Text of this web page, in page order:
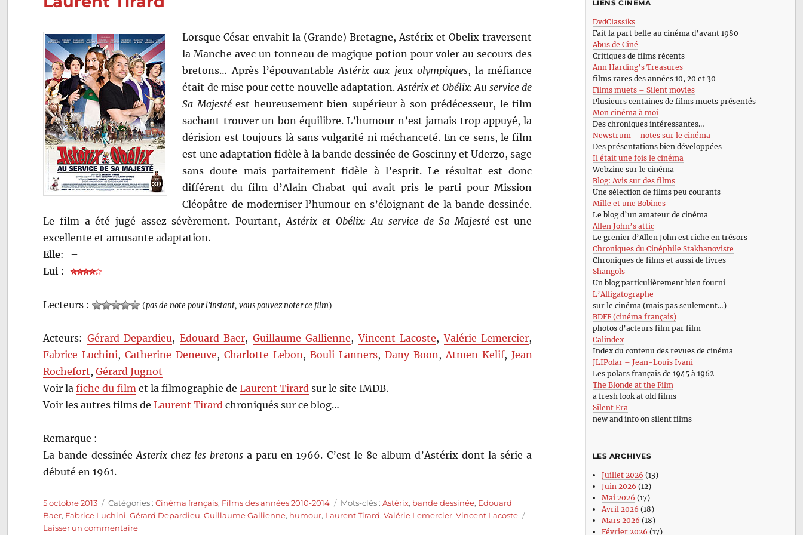
Lorsque César envahit la (Grande) Bretagne, Astérix et Obelix traversent
la Manche avec un tonneau de magique potion pour voler au secours des
bretons… Après l’épouvantableAstérix aux jeux olympiques, la méfiance
était de mise pour cette nouvelle adaptation.Astérix et Obélix: Au service de
Sa Majestéest heureusement bien supérieur à son prédécesseur, le film
sachant trouver un bon équilibre. L’humour n’est jamais trop appuyé, la
dérision est toujours là sans vulgarité ni méchanceté. En ce sens, le film
est une adaptation fidèle à la bande dessinée de Goscinny et Uderzo, sage
sans doute mais parfaitement fidèle à l’esprit. Le résultat est donc
différent du film d’Alain Chabat qui avait pris le parti pour Mission
Cléopâtre de moderniser l’humour en s’éloignant de la bande dessinée.
Le film a été jugé assez sévèrement. Pourtant, Astérix et Obélix: Au service de Sa Majesté est une
excellente et amusante adaptation.
Elle:
–
Lui :
Lecteurs : (pas de note pour l'instant, vous pouvez noter ce film)
Acteurs: Gérard Depardieu, Edouard Baer, Guillaume Gallienne,Vincent Lacoste,Valérie Lemercier,
Fabrice Luchini,Catherine Deneuve,Charlotte Lebon , Bouli Lanners, Dany Boon , Atmen Kelif, Jean
Rochefort,Gérard Jugnot
Voir lafiche du film et la filmographie deLaurent Tirard sur le site IMDB.
Voir les autres films deLaurent Tirard chroniqués sur ce blog…
Remarque :
La bande dessinée Asterix chez les bretonsa paru en 1966. C’est le 8e album d’Astérix dont la série a
débuté en 1961.
Publié
le
5 octobre 2013 Catégories
Catégories :Cinéma français, Films des années 2010-2014 Étiquettes
Mots-clés :Astérix, bande dessinée, Edouard
Baer, Fabrice Luchini,Gérard Depardieu,Guillaume Gallienne, humour, Laurent Tirard,Valérie Lemercier,Vincent Lacoste
Laisser un commentairesur
LIENS CINÉMA
DvdClassiks
Fait la part belle au cinéma d’avant 1980
Abus de Ciné
Critiques de films récents
Ann Harding’s Treasures
films rares des années 10, 20 et 30
Films muets – Silent movies
Plusieurs centaines de films muets présentés
Mon cinéma à moi
Des chroniques intéressantes…
Newstrum – notes sur le cinéma
Des présentations bien développées
Il était une fois le cinéma
Webzine sur le cinéma
Blog: Avis sur des films
Une sélection de films peu courants
Mille et une Bobines
Le blog d’un amateur de cinéma
Allen John’s attic
Le grenier d’Allen John est riche en trésors
Chroniques du Cinéphile Stakhanoviste
Chroniques de films et aussi de livres
Shangols
Un blog particulièrement bien fourni
L’Alligatographe
sur le cinéma (mais pas seulement…)
BDFF (cinéma français)
photos d’acteurs film par film
Calindex
Index du contenu des revues de cinéma
JLIPolar – Jean-Louis Ivani
Les polars français de 1945 à 1962
The Blonde at the Film
a fresh look at old films
Silent Era
new and info on silent films
LES ARCHIVES
Juillet 2026 (13)
Juin 2026 (12)
Mai 2026 (17)
Avril 2026 (18)
Mars 2026 (18)
Février 2026 (17)